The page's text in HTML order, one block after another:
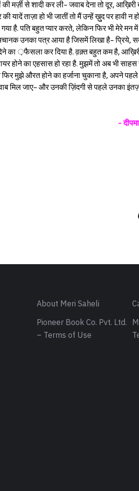
मर्ज़ी से शादी कर ली- जवाब देना तो दूर, आख़िरी
ताज़ा हो भी जातीं तो मैं उन्हें ख़ुुद पर हावी न
है. पति बहुत प्यार करते, लेकिन फिर भी मेरे मन
उनका पत्र आया है जिसमें लिखा है- प्रिये,
का ़फैसला कर दिया है. व़क़्त बहुत कम है,
का एहसास हो रहा है. मुझमें तो अब भी साहस
मुझे औरत होने का हर्जाना चुकाना है, अपने पहले
मिल जाए- और उनकी ज़िंदगी से पहले उनका
-
About Meri Saheli
Pioneer Book Co. Pvt. Ltd.
– Terms of Use